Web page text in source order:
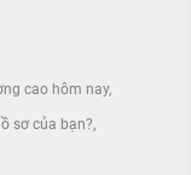
cao hôm nay
sơ của bạn?